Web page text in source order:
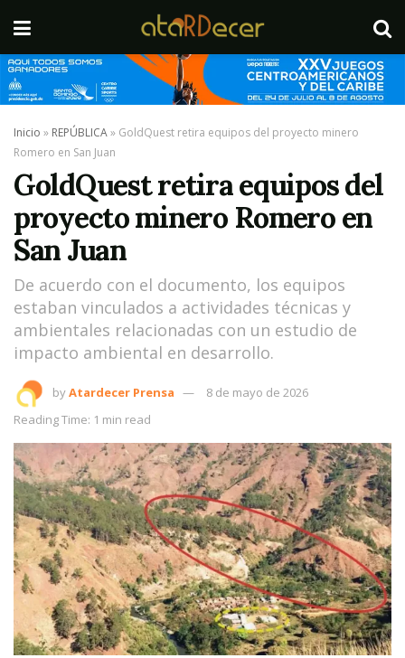
Inicio » REPÚBLICA» GoldQuest retira equipos del proyecto minero
Romero en San Juan
GoldQuest retira equipos del
proyecto minero Romero en
San Juan
De acuerdo con el documento, los equipos
estaban vinculados a actividades técnicas y
ambientales relacionadas con un estudio de
impacto ambiental en desarrollo.
byAtardecer Prensa
8 de mayo de 2026
Reading Time: 1 min read